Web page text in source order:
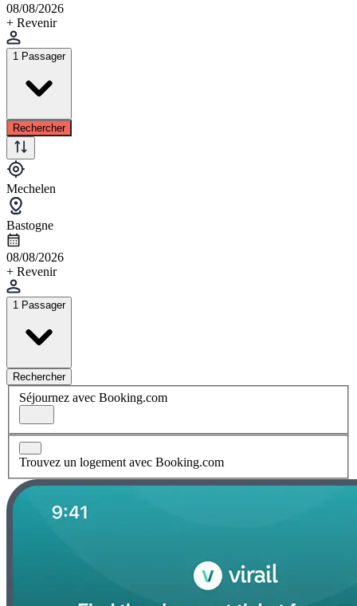
08/08/2026
+ Revenir
1 Passager
Rechercher
Mechelen
Bastogne
08/08/2026
+ Revenir
1 Passager
Rechercher
Séjournez avec Booking.com
Trouvez un logement avec Booking.com